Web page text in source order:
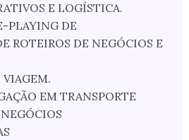
E LOGÍSTICA.
PLAYING DE
ROTEIROS DE NEGÓCIOS E
VIAGEM.
EM TRANSPORTE